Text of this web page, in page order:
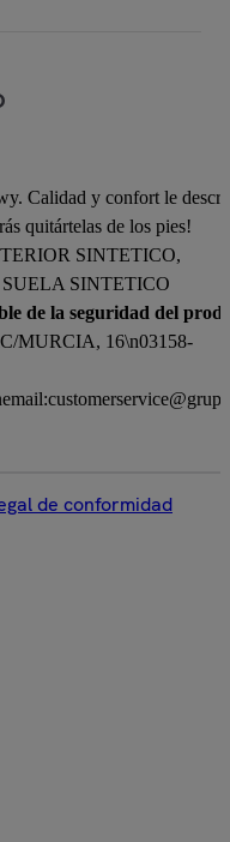
Calidad y confort le
quitártelas de los pies!
SINTETICO,
SINTETICO
de la seguridad del
MURCIA, 16\n03158-
de conformidad